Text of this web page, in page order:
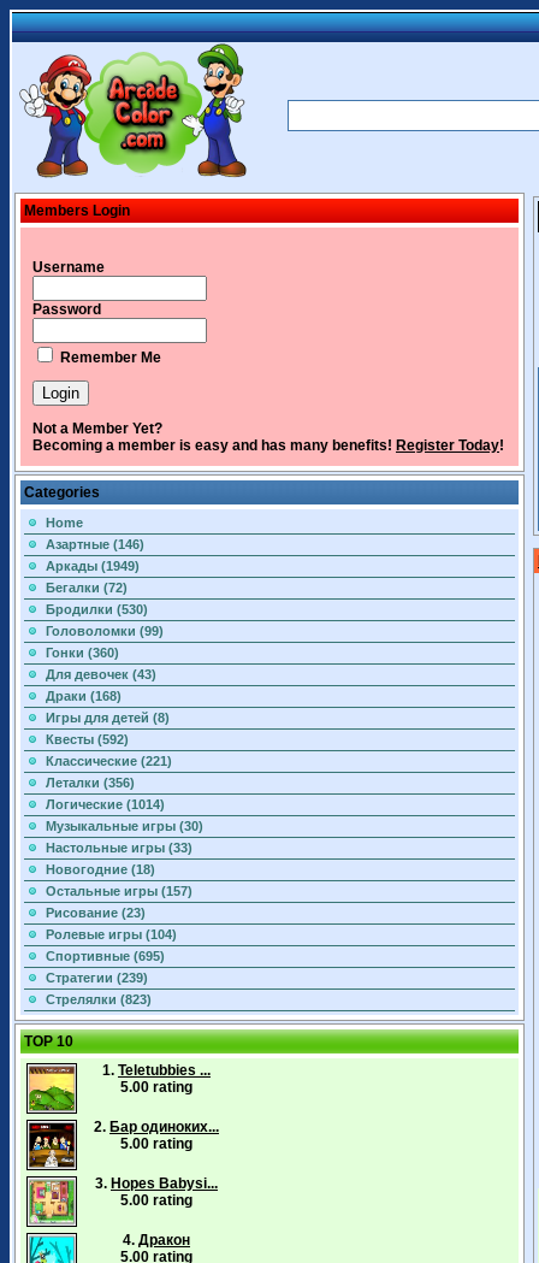
Members Login
Username
Password
Remember Me
Not a Member Yet?
Becoming a member is easy and has many benefits! Register Today!
Categories
Home
Азартные (146)
Аркады (1949)
Бегалки (72)
Бродилки (530)
Головоломки (99)
Гонки (360)
Для девочек (43)
Драки (168)
Игры для детей (8)
Квесты (592)
Классические (221)
Леталки (356)
Логические (1014)
Музыкальные игры (30)
Настольные игры (33)
Новогодние (18)
Остальные игры (157)
Рисование (23)
Ролевые игры (104)
Спортивные (695)
Стратегии (239)
Стрелялки (823)
TOP 10
1. Teletubbies ...
5.00 rating
2. Бар одиноких...
5.00 rating
3. Hopes Babysi...
5.00 rating
4. Дракон
5.00 rating